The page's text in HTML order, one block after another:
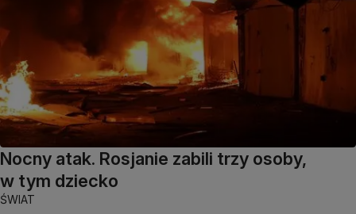
Nocny atak. Rosjanie zabili trzy osoby,
w tym dziecko
ŚWIAT